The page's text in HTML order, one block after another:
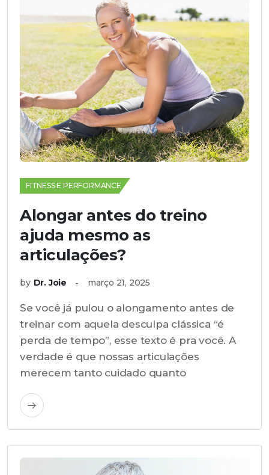
FITNESS E PERFORMANCE
Alongar antes do treino
ajuda mesmo as
articulações?
by Dr. Joie março 21, 2025
Se você já pulou o alongamento antes de
treinar com aquela desculpa clássica “é
perda de tempo”, esse texto é pra você. A
verdade é que nossas articulações
merecem tanto cuidado quanto